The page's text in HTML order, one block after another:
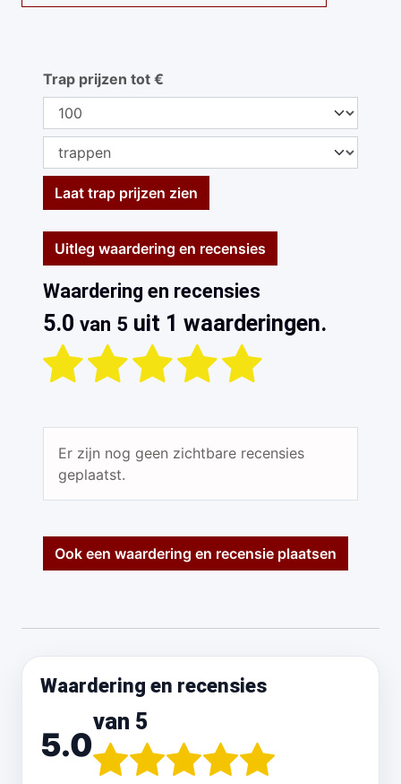
Trap prijzen tot €
Laat trap prijzen zien
Uitleg waardering en recensies
Waardering en recensies
5.0 van 5 uit 1 waarderingen.
Er zijn nog geen zichtbare recensies
geplaatst.
Ook een waardering en recensie plaatsen
Waardering en recensies
5.0
van 5